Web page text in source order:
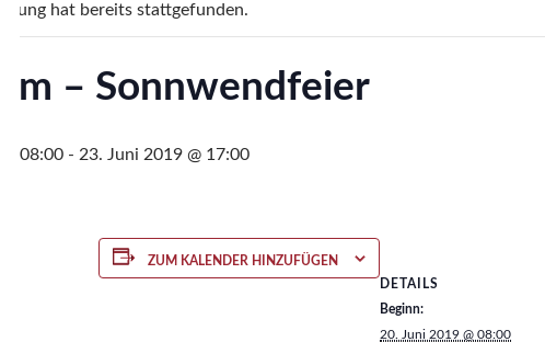
hat bereits stattgefunden.
– Sonnwendfeier
08:00 - 23. Juni 2019 @ 17:00
ZUM KALENDER HINZUFÜGEN
DETAILS
Beginn:
20. Juni 2019 @ 08:00